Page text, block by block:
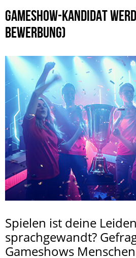
GAMESHOW-KANDIDAT
BEWERBUNG)
Spielen ist deine
sprachgewandt?
Gameshows